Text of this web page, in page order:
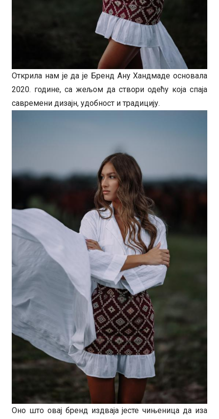
Открила нам је да је Бренд Ану Хандмаде основала
2020. године, са жељом да створи одећу која спаја
савремени дизајн, удобност и традицију.
Оно што овај бренд издваја јесте чињеница да иза